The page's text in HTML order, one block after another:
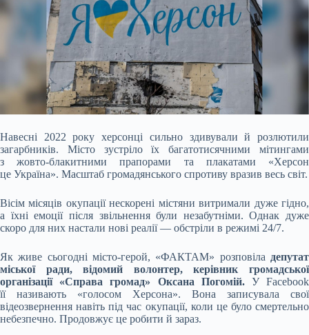
Навесні 2022 року херсонці сильно здивували й розлютили
загарбників. Місто зустріло їх багатотисячними мітингами
з жовто-блакитними прапорами та плакатами «Херсон
це Україна». Масштаб громадянського спротиву вразив весь світ.
Вісім місяців окупації нескорені містяни витримали дуже гідно,
а їхні емоції після звільнення були незабутніми. Однак дуже
скоро для них настали нові реалії — обстріли в режимі 24/7.
Як живе сьогодні місто-герой, «ФАКТАМ» розповіла депутат
міської ради, відомий волонтер, керівник громадської
організації «Справа громад» Оксана Погомій.У Facebook
її називають «голосом Херсона». Вона записувала свої
відеозвернення навіть під час окупації, коли це було смертельно
небезпечно. Продовжує це робити й зараз.